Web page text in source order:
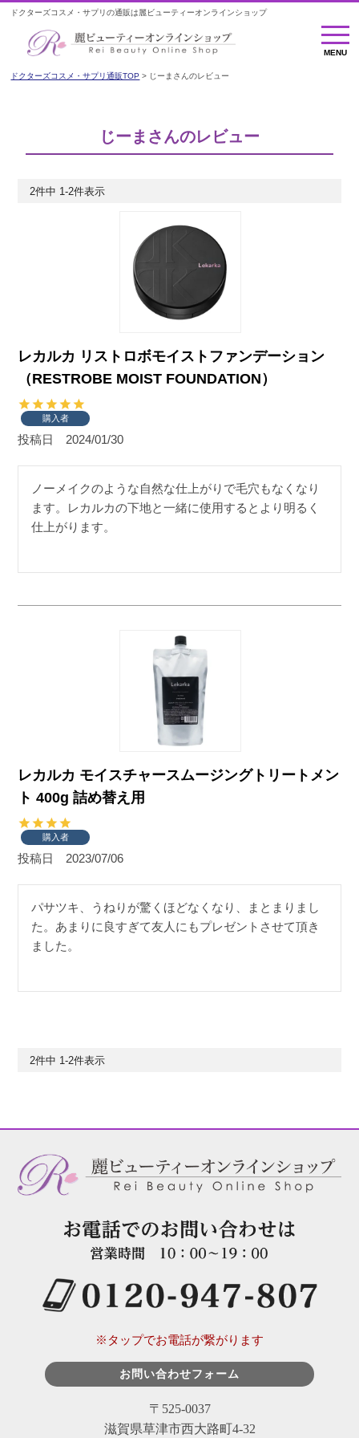
ドクターズコスメ・サプリの通販は麗ビューティーオンラインショップ
MENU
MENU
ドクターズコスメ・サプリ通販TOP じーまさんのレビュー
じーまさんのレビュー
2件中 1-2件表示
レカルカ リストロボモイストファンデーション
（RESTROBE MOIST FOUNDATION）
購入者
投稿日 2024/01/30
ノーメイクのような自然な仕上がりで毛穴もなくなり
ます。レカルカの下地と一緒に使用するとより明るく
仕上がります。
レカルカ モイスチャースムージングトリートメン
ト 400g 詰め替え用
購入者
投稿日 2023/07/06
パサツキ、うねりが驚くほどなくなり、まとまりまし
た。あまりに良すぎて友人にもプレゼントさせて頂き
ました。
2件中 1-2件表示
※タップでお電話が繋がります
お問い合わせフォーム
〒525-0037
滋賀県草津市西大路町4-32